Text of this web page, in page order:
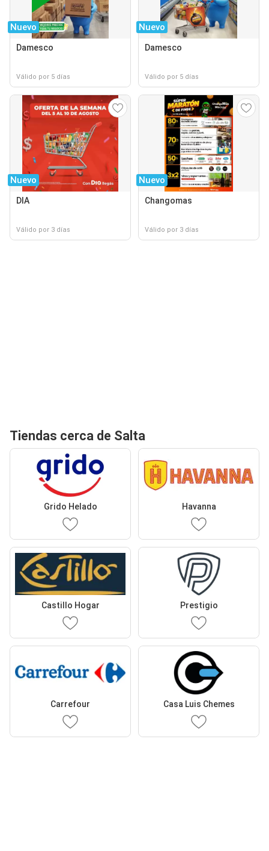
Nuevo
Damesco
Válido por 5 días
Nuevo
Damesco
Válido por 5 días
Nuevo
DIA
Válido por 3 días
Nuevo
Changomas
Válido por 3 días
Tiendas cerca de Salta
Grido Helado Havanna
Castillo Hogar Prestigio
Carrefour Casa Luis Chemes